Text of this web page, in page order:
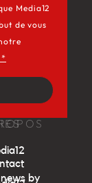
news by
Media12
de vous
*